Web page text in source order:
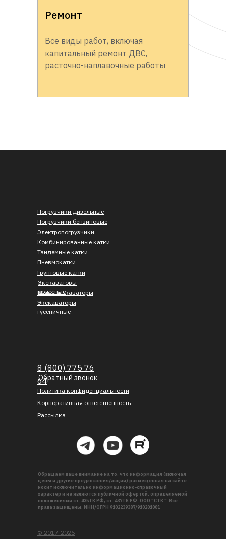
Ремонт
Все виды работ, включая
капитальный ремонт ДВС,
расточно-наплавочные работы
© 2017-2026
Обращаем ваше внимание на то, что информация (включая
цены и другие предложения/акции) размещенная на сайте
носит исключительно информационно-справочный
характер и не являются публичной офертой, определяемой
положениями ст. 435 ГК РФ, ст. 437 ГК РФ. ООО "СТК ". Все
права защищены. ИНН/ОГРН 9102239387/910201001
Погрузчики дизельные
Погрузчики бензиновые
Электропогрузчики
Экскаваторы
колесные
Обратный звонок
Экскаваторы
гусеничные
Мини-экскаваторы
Комбинированные катки
Грунтовые катки
Тандемные катки
Пневмокатки
Корпоративная ответственность
Рассылка
8 (800) 775 76
64
Политика конфиденциальности